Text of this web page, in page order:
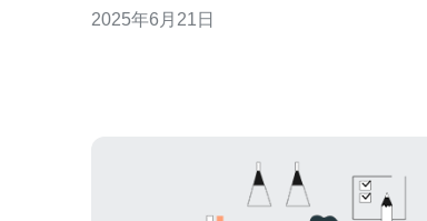
供商，在亚太地区具有良好的口碑和稳定的
2025年6月21日